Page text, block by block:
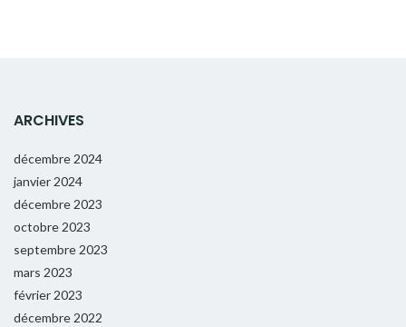
ARCHIVES
décembre 2024
janvier 2024
décembre 2023
octobre 2023
septembre 2023
mars 2023
février 2023
décembre 2022